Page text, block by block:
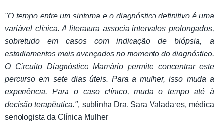
"O tempo entre um sintoma e o diagnóstico definitivo é uma
variável clínica. A literatura associa intervalos prolongados,
sobretudo em casos com indicação de biópsia, a
estadiamentos mais avançados no momento do diagnóstico.
O Circuito Diagnóstico Mamário permite concentrar este
percurso em sete dias úteis. Para a mulher, isso muda a
experiência. Para o caso clínico, muda o tempo até à
decisão terapêutica.", sublinha Dra. Sara Valadares, médica
senologista da Clínica Mulher